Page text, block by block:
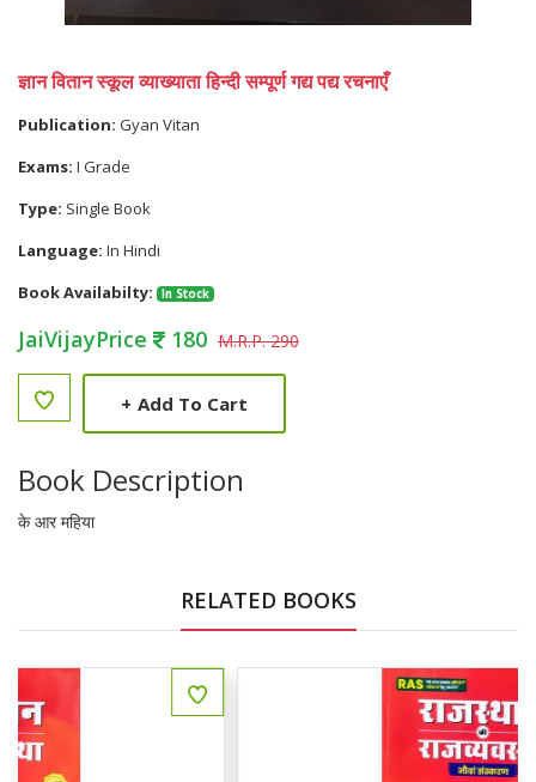
ज्ञान वितान स्कूल व्याख्याता हिन्दी सम्पूर्ण गद्य पद्य रचनाएँ
Publication: Gyan Vitan
Exams: I Grade
Type: Single Book
Language: In Hindi
Book Availabilty:
In Stock
JaiVijayPrice 180 M.R.P. 290
+ Add To Cart
Book Description
के आर महिया
RELATED BOOKS